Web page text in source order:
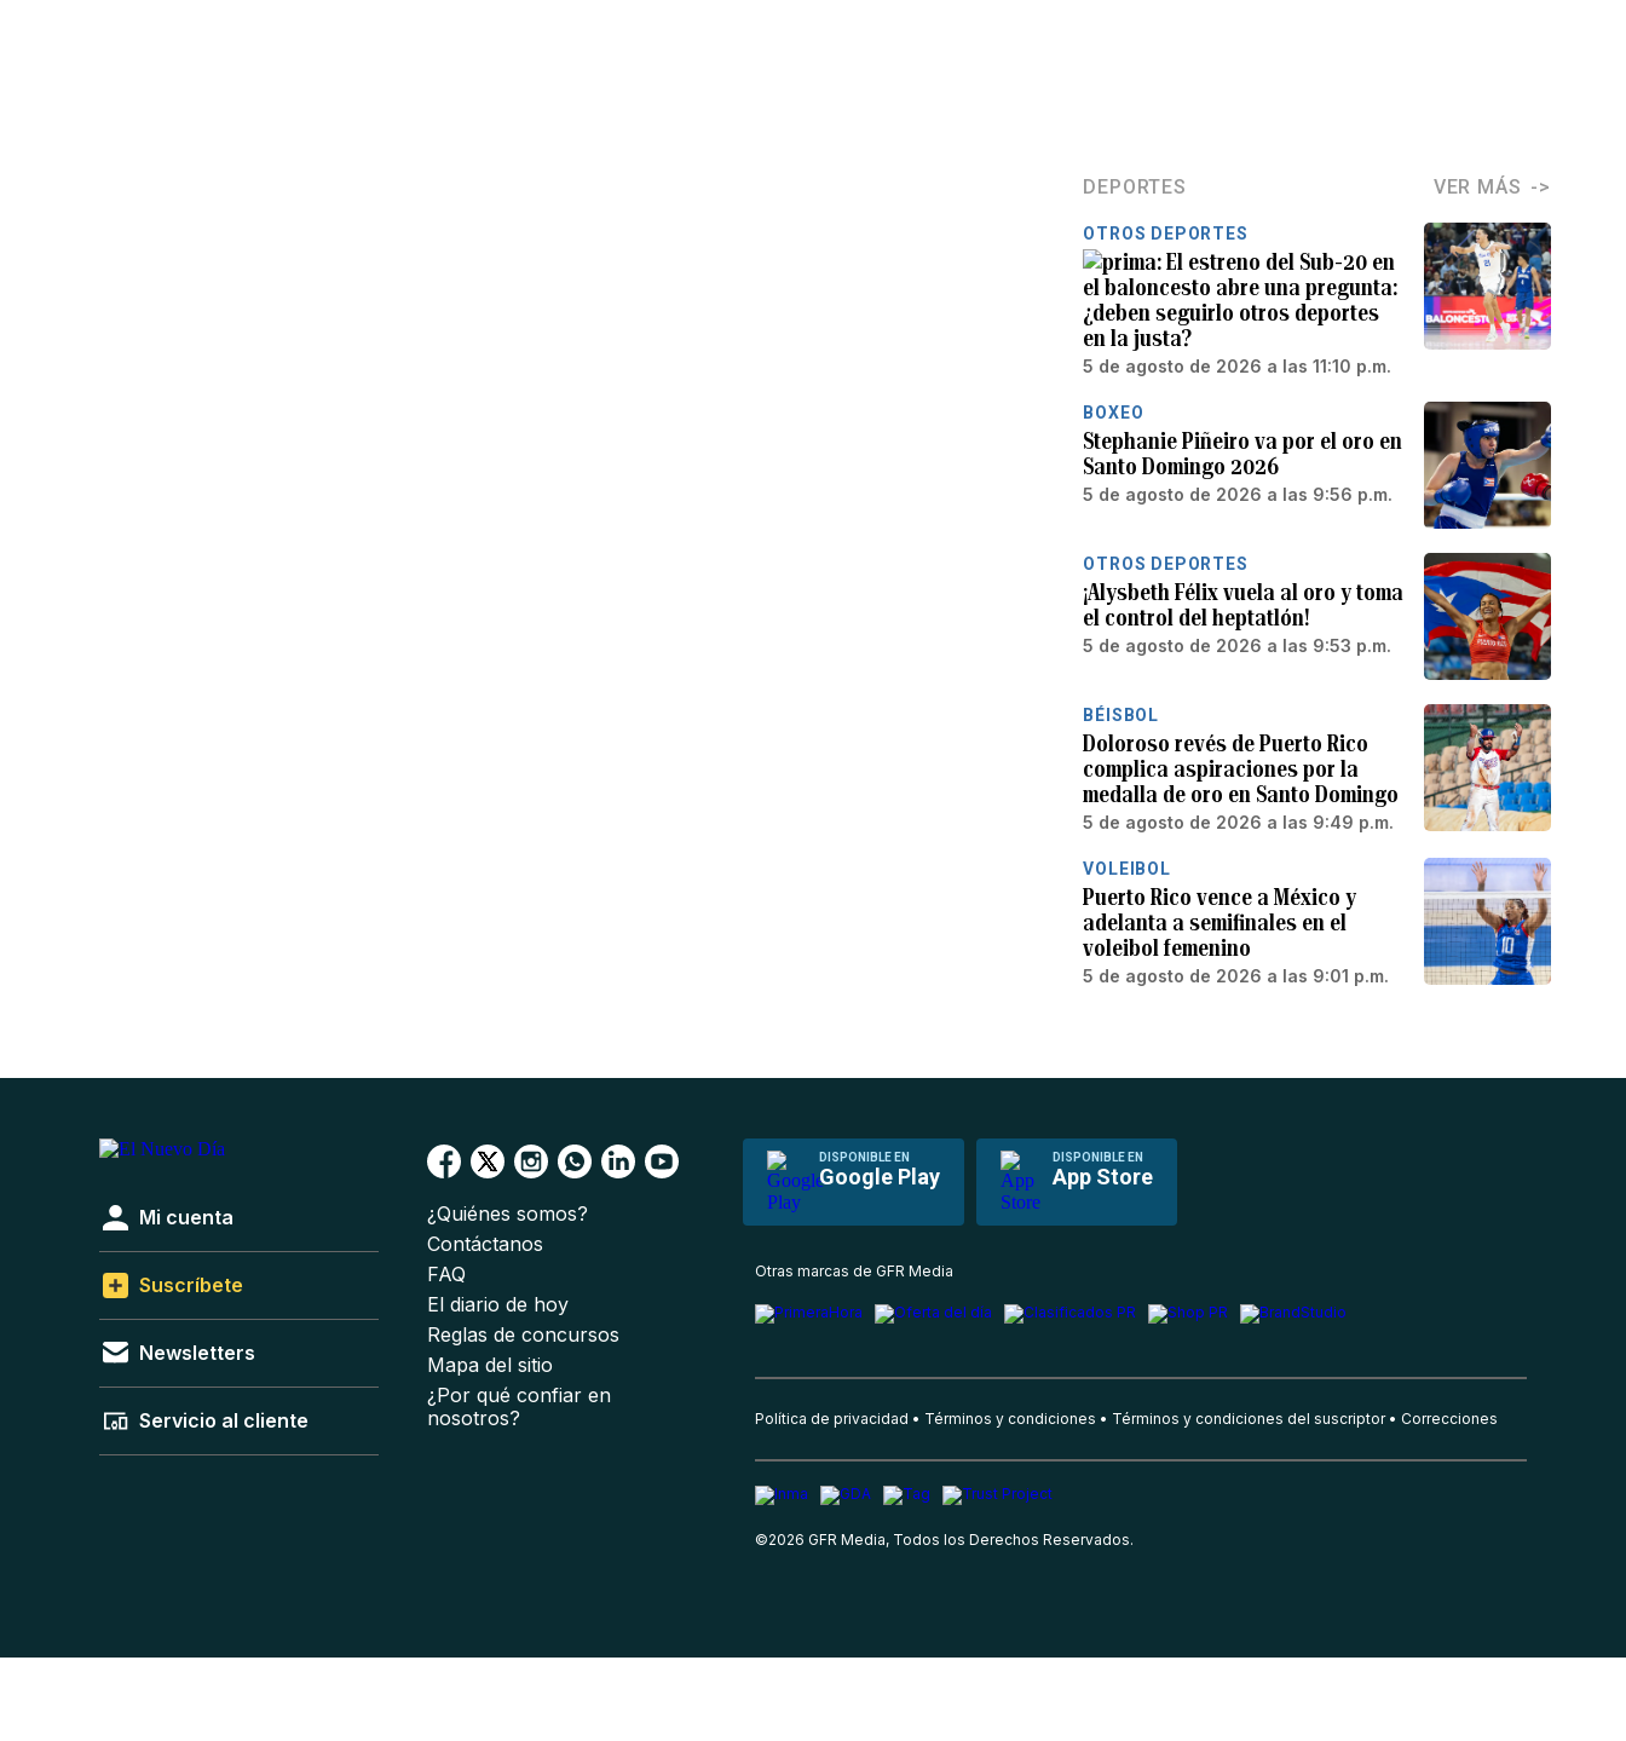
DEPORTES VER MÁS
OTROS DEPORTES
El estreno del Sub-20 en
el baloncesto abre una pregunta:
¿deben seguirlo otros deportes
en la justa?
5 de agosto de 2026 a las 11:10 p.m.
BOXEO
Stephanie Piñeiro va por el oro en
Santo Domingo 2026
5 de agosto de 2026 a las 9:56 p.m.
OTROS DEPORTES
¡Alysbeth Félix vuela al oro y toma
el control del heptatlón!
5 de agosto de 2026 a las 9:53 p.m.
BÉISBOL
Doloroso revés de Puerto Rico
complica aspiraciones por la
medalla de oro en Santo Domingo
5 de agosto de 2026 a las 9:49 p.m.
VOLEIBOL
Puerto Rico vence a México y
adelanta a semifinales en el
voleibol femenino
5 de agosto de 2026 a las 9:01 p.m.
DISPONIBLE EN
Google Play
DISPONIBLE EN
App Store
Mi cuenta
Suscríbete
Newsletters
Servicio al cliente
¿Quiénes somos?
Contáctanos
FAQ
El diario de hoy
Reglas de concursos
Mapa del sitio
¿Por qué confiar en
nosotros?
Otras marcas de GFR Media
Política de privacidad Términos y condiciones Términos y condiciones del suscriptor Correcciones
©2026 GFR Media, Todos los Derechos Reservados.